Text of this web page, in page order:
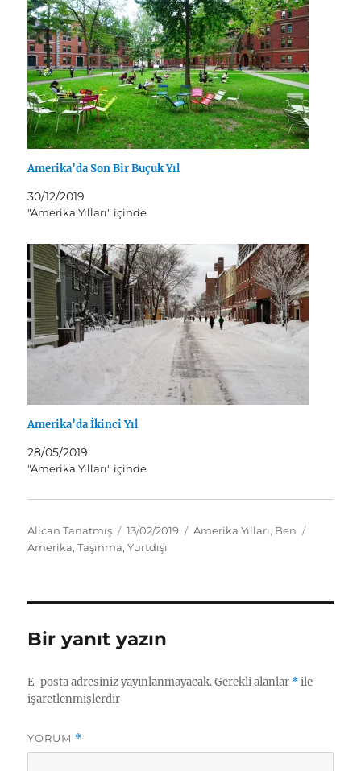
Amerika’da Son Bir Buçuk Yıl
30/12/2019
"Amerika Yılları" içinde
Amerika’da İkinci Yıl
28/05/2019
"Amerika Yılları" içinde
Yazar
Alican Tanatmış
Yayın
tarihi
13/02/2019 Kategoriler
Amerika Yılları, Ben
Amerika,Taşınma,Yurtdışı
Bir yanıt yazın
E-posta adresiniz yayınlanmayacak. Gerekli alanlar *ile
işaretlenmişlerdir
YORUM *